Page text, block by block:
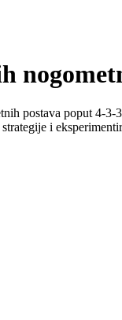
postava poput 4-
i